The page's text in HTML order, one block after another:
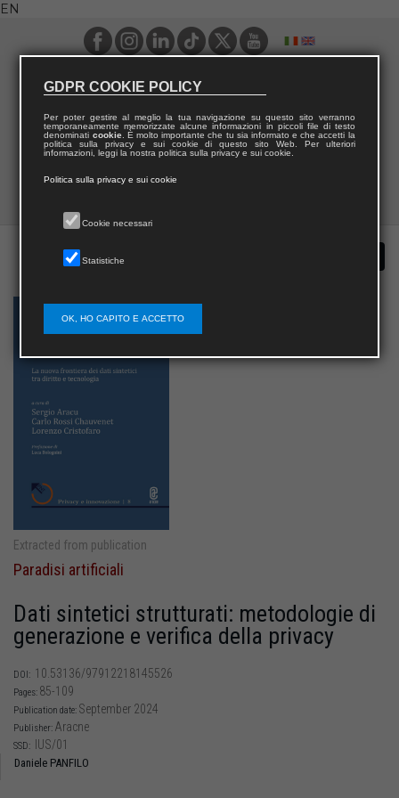
EN
Extracted from publication
Paradisi artificiali
Dati sintetici strutturati: metodologie di
generazione e verifica della privacy
DOI: 10.53136/97912218145526
Pages: 85-109
Publication date: September 2024
Publisher: Aracne
SSD: IUS/01
Daniele PANFILO
GDPR COOKIE POLICY
Per poter gestire al meglio la tua navigazione su questo sito verranno
temporaneamente memorizzate alcune informazioni in piccoli file di testo
denominati cookie. È molto importante che tu sia informato e che accetti la
politica sulla privacy e sui cookie di questo sito Web. Per ulteriori
informazioni, leggi la nostra politica sulla privacy e sui cookie.
Politica sulla privacy e sui cookie
Cookie necessari
Statistiche
OK, HO CAPITO E ACCETTO